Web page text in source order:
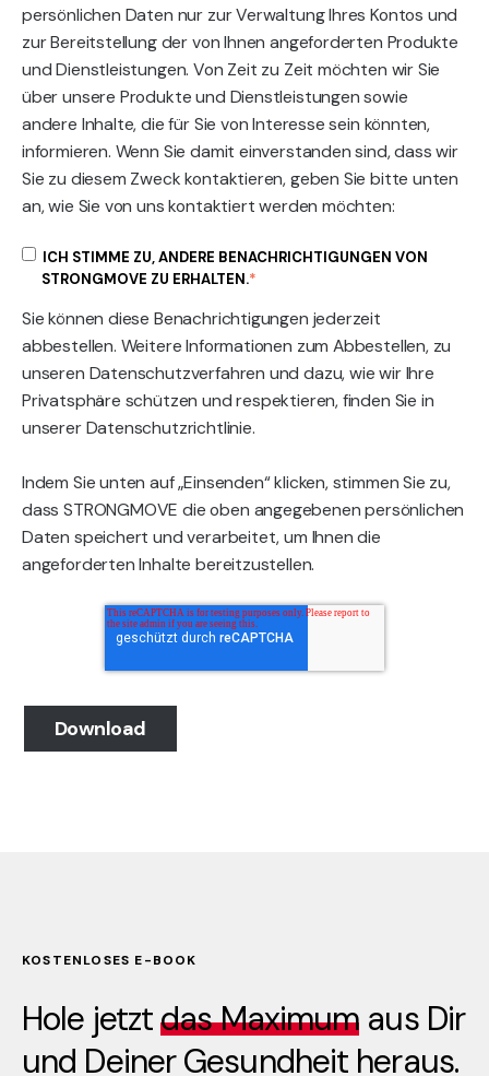
persönlichen Daten nur zur Verwaltung Ihres Kontos und
zur Bereitstellung der von Ihnen angeforderten Produkte
und Dienstleistungen. Von Zeit zu Zeit möchten wir Sie
über unsere Produkte und Dienstleistungen sowie
andere Inhalte, die für Sie von Interesse sein könnten,
informieren. Wenn Sie damit einverstanden sind, dass wir
Sie zu diesem Zweck kontaktieren, geben Sie bitte unten
an, wie Sie von uns kontaktiert werden möchten:
ICH STIMME ZU, ANDERE BENACHRICHTIGUNGEN VON
STRONGMOVE ZU ERHALTEN.*
Sie können diese Benachrichtigungen jederzeit
abbestellen. Weitere Informationen zum Abbestellen, zu
unseren Datenschutzverfahren und dazu, wie wir Ihre
Privatsphäre schützen und respektieren, finden Sie in
unserer Datenschutzrichtlinie.
Indem Sie unten auf „Einsenden“ klicken, stimmen Sie zu,
dass STRONGMOVE die oben angegebenen persönlichen
Daten speichert und verarbeitet, um Ihnen die
angeforderten Inhalte bereitzustellen.
KOSTENLOSES E-BOOK
Hole jetztdas Maximum aus Dir
und Deiner Gesundheit heraus.